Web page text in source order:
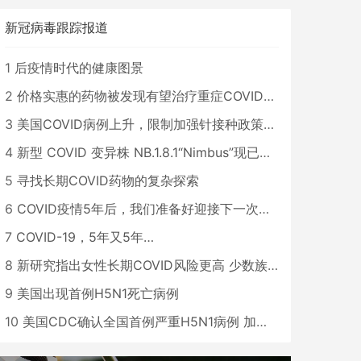
新冠病毒跟踪报道
1 后疫情时代的健康图景
2 价格实惠的药物被发现有望治疗重症COVID患者
3 美国COVID病例上升，限制加强针接种政策即将出台
4 新型 COVID 变异株 NB.1.8.1“Nimbus”现已在美国占据主导地位
5 寻找长期COVID药物的复杂探索
6 COVID疫情5年后，我们准备好迎接下一次大流行了吗？
7 COVID-19，5年又5年…
8 新研究指出女性长期COVID风险更高 少数族裔儿童存在差异
9 美国出现首例H5N1死亡病例
10 美国CDC确认全国首例严重H5N1病例 加州进入紧急状态